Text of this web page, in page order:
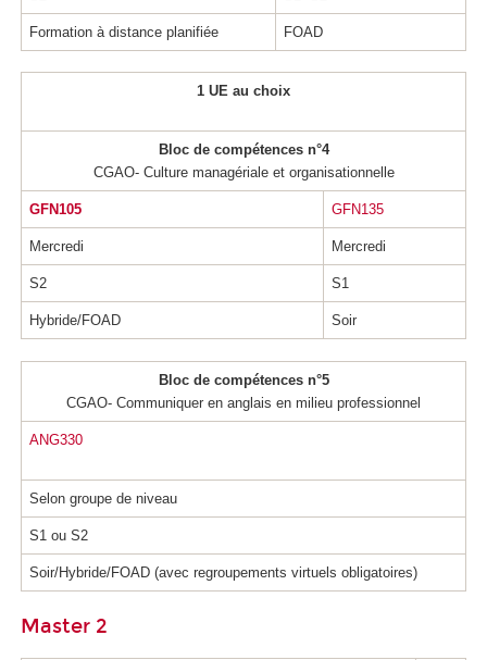
Formation à distance planifiée FOAD
1 UE au choix
Bloc de compétences n°4
CGAO- Culture managériale et organisationnelle
GFN105 GFN135
Mercredi Mercredi
S2 S1
Hybride/FOAD Soir
Bloc de compétences n°5
CGAO- Communiquer en anglais en milieu professionnel
ANG330
Selon groupe de niveau
S1 ou S2
Soir/Hybride/FOAD (avec regroupements virtuels obligatoires)
Master 2